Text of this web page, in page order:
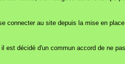
au site depuis la mise en
décidé d'un commun accord de ne